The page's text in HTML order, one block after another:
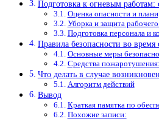
Подготовка к огневым работам:
Оценка опасности и
Уборка и защита
Подготовка персонала и
Правила безопасности во время
Основные меры
Средства
Что делать в случае
Алгоритм действий
Вывод
Краткая памятка по
Похожие записи: